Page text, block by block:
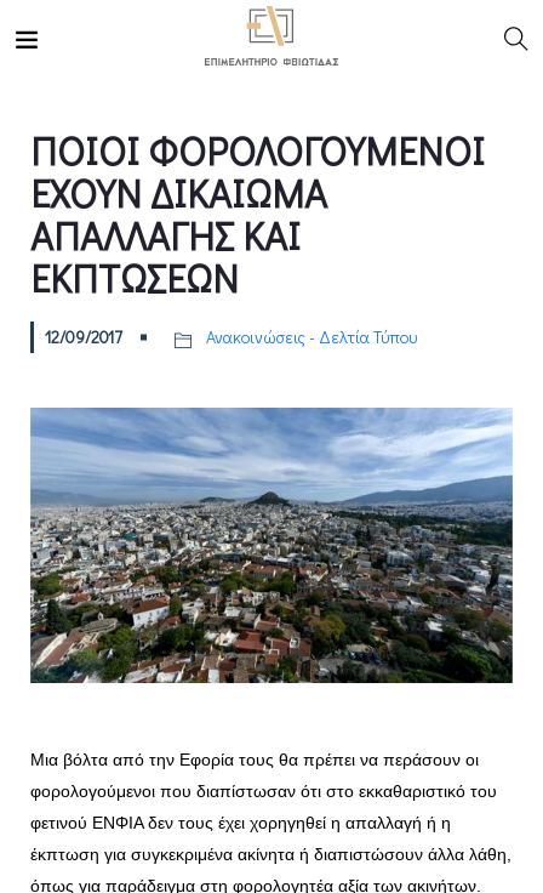
ΠΟΙΟΙ ΦΟΡΟΛΟΓΟΥΜΕΝΟΙ
ΕΧΟΥΝ ΔΙΚΑΙΩΜΑ
ΑΠΑΛΛΑΓΗΣ ΚΑΙ
ΕΚΠΤΩΣΕΩΝ
12/09/2017 Ανακοινώσεις - Δελτία Τύπου
Μια βόλτα από την Εφορία τους θα πρέπει να περάσουν οι
φορολογούμενοι που διαπίστωσαν ότι στο εκκαθαριστικό του
φετινού ΕΝΦΙΑ δεν τους έχει χορηγηθεί η απαλλαγή ή η
έκπτωση για συγκεκριμένα ακίνητα ή διαπιστώσουν άλλα λάθη,
όπως για παράδειγμα στη φορολογητέα αξία των ακινήτων.